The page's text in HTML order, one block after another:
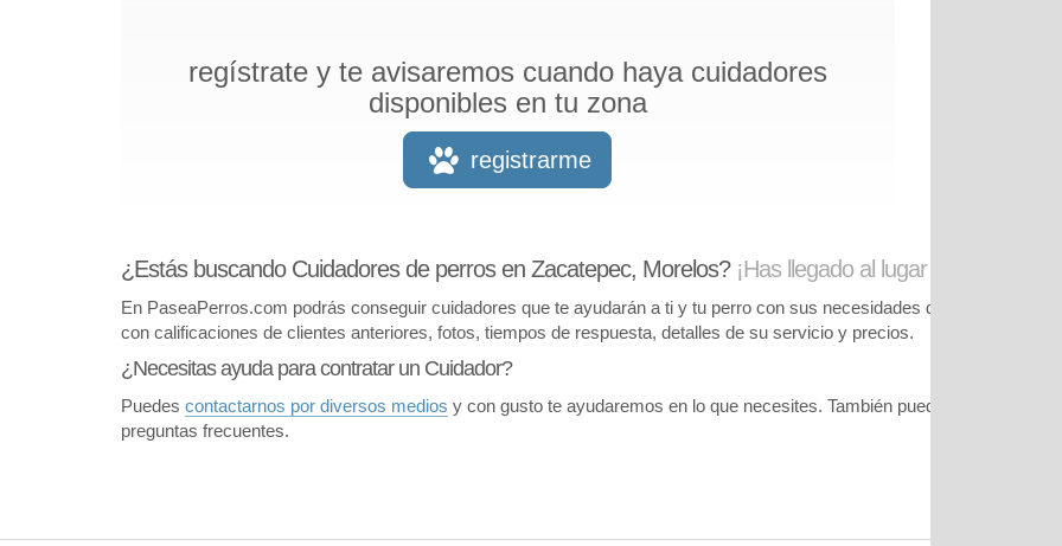
regístrate y te avisaremos cuando haya cuidadores
disponibles en tu zona
registrarme
¿Estás buscando Cuidadores de perros en Zacatepec, Morelos? ¡Has llegado al lugar correcto!
En PaseaPerros.com podrás conseguir cuidadores que te ayudarán a ti y tu perro con sus necesidades de cuidado.
con calificaciones de clientes anteriores, fotos, tiempos de respuesta, detalles de su servicio y precios.
¿Necesitas ayuda para contratar un Cuidador?
Puedes contactarnos por diversos medios y con gusto te ayudaremos en lo que necesites. También puedes visitar
preguntas frecuentes.